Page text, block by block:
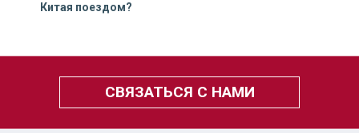
Китая поездом?
СВЯЗАТЬСЯ С НАМИ